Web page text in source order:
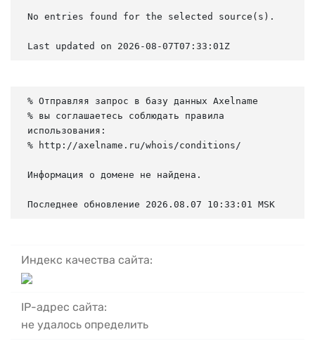
No entries found for the selected source(s).
Last updated on 2026-08-07T07:33:01Z
% Отправляя запрос в базу данных Axelname
% вы соглашаетесь соблюдать правила
использования:
% http://axelname.ru/whois/conditions/
Информация о домене не найдена.
Последнее обновление 2026.08.07 10:33:01 MSK
Индекс качества сайта:
IP-адрес сайта:
не удалось определить